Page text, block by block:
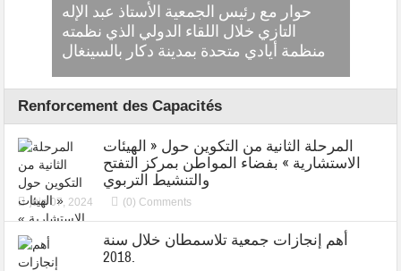
حوار مع رئيس الجمعية الأستاذ عبد الإله
التازي خلال اللقاء الدولي الذي نظمته
منظمة أيادي متحدة بمدينة دكار بالسينغال
Renforcement des Capacités
المرحلة الثانية من التكوين حول « الهيئات
الاستشارية » بفضاء المواطن بمركز التفتح
والتنشيط التربوي
juin 07, 2024 (0) Comments
أهم إنجازات جمعية تلاسمطان خلال سنة
2018.